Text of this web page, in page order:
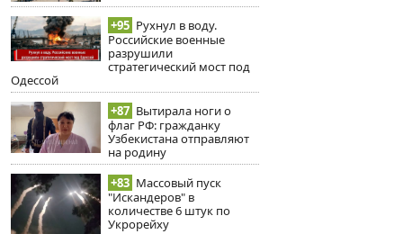
+95 Рухнул в воду.
Российские военные
разрушили
стратегический мост под
Одессой
+87 Вытирала ноги о
флаг РФ: гражданку
Узбекистана отправляют
на родину
+83 Массовый пуск
"Искандеров" в
количестве 6 штук по
Укрорейху